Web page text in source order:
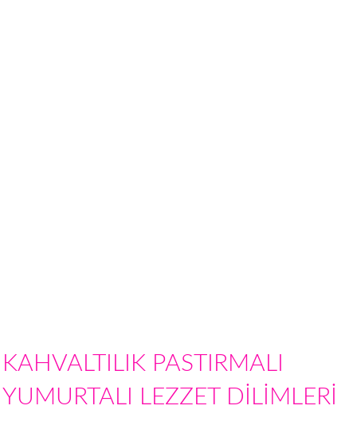
KAHVALTILIK PASTIRMALI
YUMURTALI LEZZET DİLİMLERİ